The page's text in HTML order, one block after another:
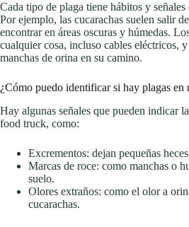
Cada tipo de plaga tiene hábitos y señales
Por ejemplo, las cucarachas suelen salir
encontrar en áreas oscuras y húmedas.
cualquier cosa, incluso cables eléctricos,
manchas de orina en su camino.
¿Cómo puedo identificar si hay plagas
Hay algunas señales que pueden indicar
food truck, como:
Excrementos: dejan pequeñas
Marcas de roce: como manchas o
suelo.
Olores extraños: como el olor a
cucarachas.